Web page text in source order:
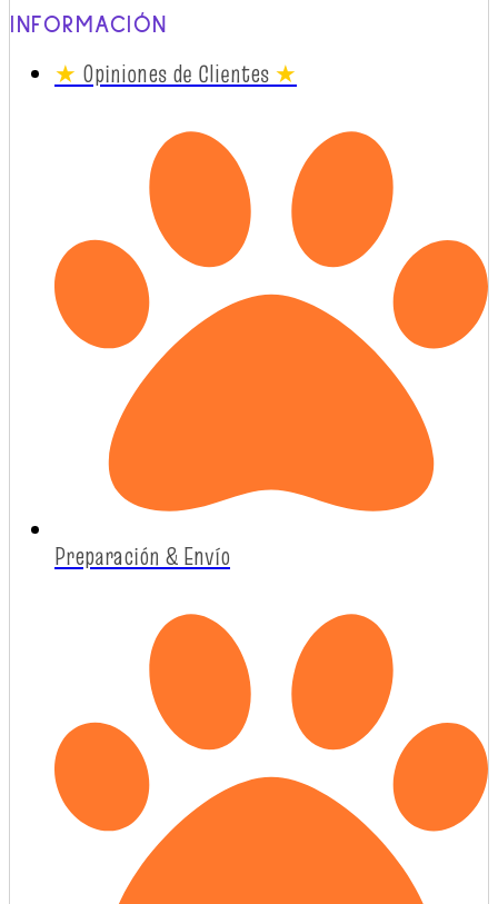
INFORMACIÓN
★ Opiniones de Clientes ★
Preparación & Envío